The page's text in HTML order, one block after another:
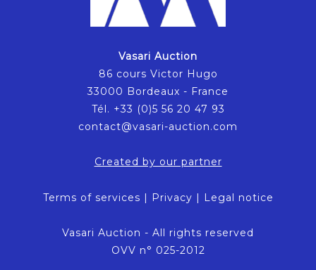
Vasari Auction
86 cours Victor Hugo
33000 Bordeaux - France
Tél. +33 (0)5 56 20 47 93
contact@vasari-auction.com
Created by our partner
Terms of services | Privacy | Legal notice
Vasari Auction - All rights reserved
OVV n° 025-2012